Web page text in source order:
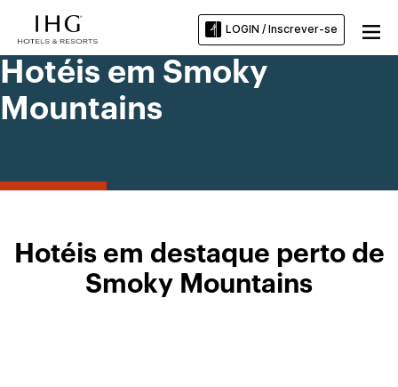
LOGIN / Inscrever-se
Hotéis em Smoky
Mountains
Hotéis em destaque perto de
Smoky Mountains